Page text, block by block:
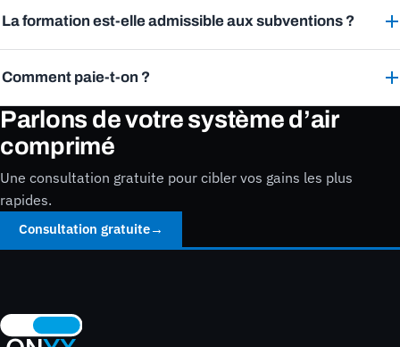
La formation est-elle admissible aux subventions ?
Comment paie-t-on ?
Parlons de votre système d’air
comprimé
Une consultation gratuite pour cibler vos gains les plus
rapides.
Consultation gratuite→